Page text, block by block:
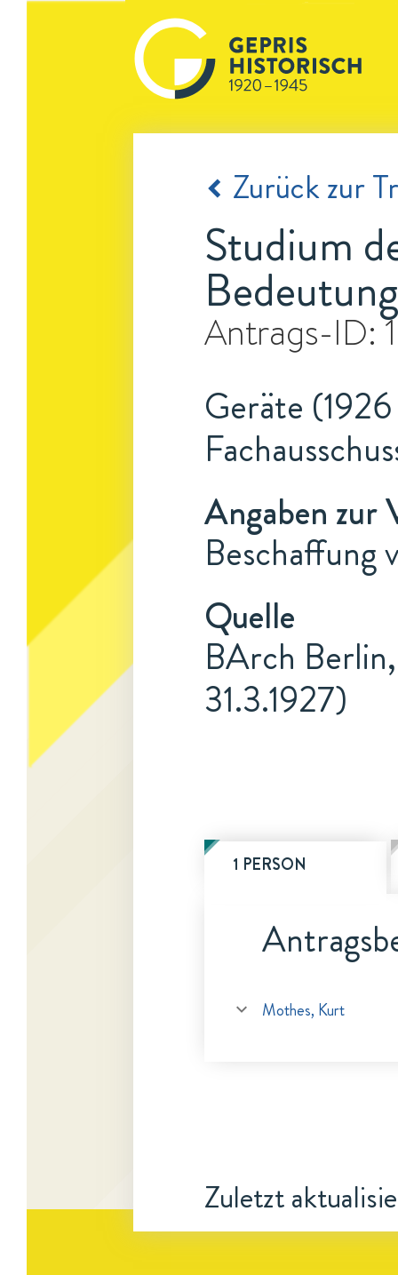
Zurück zur
Studium
Antrags-ID:
Geräte
Angaben zur
Beschaffung
Quelle
BArch
31.3.1927)
1 PERSON
Mothes, Kurt
Zuletzt